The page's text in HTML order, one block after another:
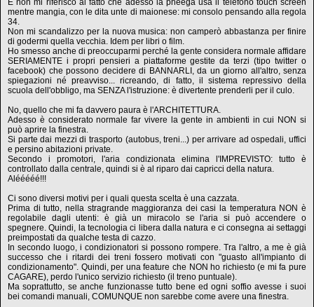
E non mi riferisco al fatto che adesso la pheega usa il telefono touch screen
mentre mangia, con le dita unte di maionese: mi consolo pensando alla regola
34.
Non mi scandalizzo per la nuova musica: non camperò abbastanza per finire
di godermi quella vecchia. Idem per libri o film.
Ho smesso anche di preoccuparmi perché la gente considera normale affidare
SERIAMENTE i propri pensieri a piattaforme gestite da terzi (tipo twitter o
facebook) che possono decidere di BANNARLI, da un giorno all'altro, senza
spiegazioni né preavviso... ricreando, di fatto, il sistema repressivo della
scuola dell'obbligo, ma SENZA l'istruzione: è divertente prenderli per il culo.
No, quello che mi fa davvero paura è l'ARCHITETTURA.
Adesso è considerato normale far vivere la gente in ambienti in cui NON si
può aprire la finestra.
Si parte dai mezzi di trasporto (autobus, treni...) per arrivare ad ospedali, uffici
e persino abitazioni private.
Secondo i promotori, l'aria condizionata elimina l'IMPREVISTO: tutto è
controllato dalla centrale, quindi si è al riparo dai capricci della natura.
Alééééé!!!
Ci sono diversi motivi per i quali questa scelta è una cazzata.
Prima di tutto, nella stragrande maggioranza dei casi la temperatura NON è
regolabile dagli utenti: è già un miracolo se l'aria si può accendere o
spegnere. Quindi, la tecnologia ci libera dalla natura e ci consegna ai settaggi
preimpostati da qualche testa di cazzo.
In secondo luogo, i condizionatori si possono rompere. Tra l'altro, a me è già
successo che i ritardi dei treni fossero motivati con "guasto all'impianto di
condizionamento". Quindi, per una feature che NON ho richiesto (e mi fa pure
CAGARE), perdo l'unico servizio richiesto (il treno puntuale).
Ma soprattutto, se anche funzionasse tutto bene ed ogni soffio avesse i suoi
bei comandi manuali, COMUNQUE non sarebbe come avere una finestra.